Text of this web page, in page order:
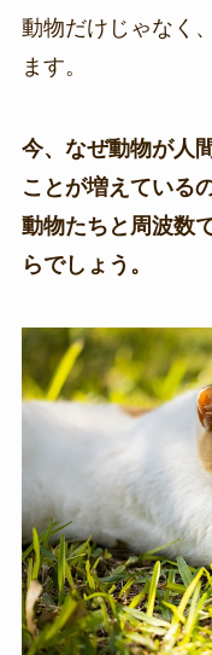
動物だけじゃなく
ます。
今、なぜ動物が人
ことが増えている
動物たちと周波数
らでしょう。